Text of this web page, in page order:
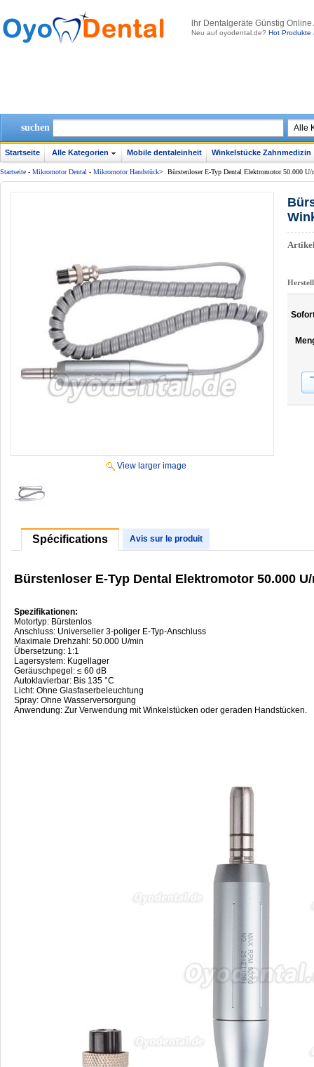
lhr Dentalgeräte Günstig
Neu auf oyodental.de? Hot Produkte
suchen
Startseite Alle Kategorien Mobile dentaleinheit Winkelstücke Zahnmedizin
Startseite - Mikromotor Dental - Mikromotor Handstück> Bürstenloser E-Typ Dental Elektromotor 50.000
View larger image
Spécifications Avis sur le produit
Bürstenloser E-Typ Dental Elektromotor 50.000
Spezifikationen:
Motortyp: Bürstenlos
Anschluss: Universeller 3-poliger E-Typ-Anschluss
Maximale Drehzahl: 50.000 U/min
Übersetzung: 1:1
Lagersystem: Kugellager
Geräuschpegel: ≤ 60 dB
Autoklavierbar: Bis 135 °C
Licht: Ohne Glasfaserbeleuchtung
Spray: Ohne Wasserversorgung
Anwendung: Zur Verwendung mit Winkelstücken oder geraden Handstücken.